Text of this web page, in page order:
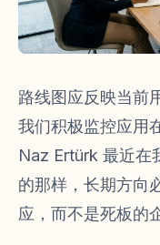
路线图应反映当前
我们积极监控应用
Naz Ertürk 最近在
的那样，长期方向
应，而不是死板的